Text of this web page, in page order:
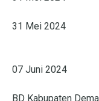
31 Mei 2024
07 Juni 2024
BD Kabupaten